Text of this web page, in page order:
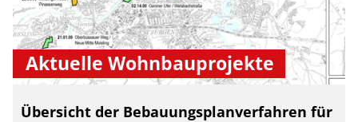
Aktuelle Wohnbauprojekte
Übersicht der Bebauungsplanverfahren für